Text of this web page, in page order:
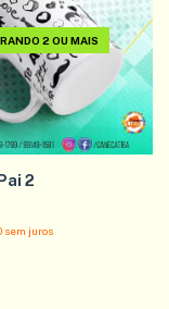
2 OU MAIS
2
sem juros